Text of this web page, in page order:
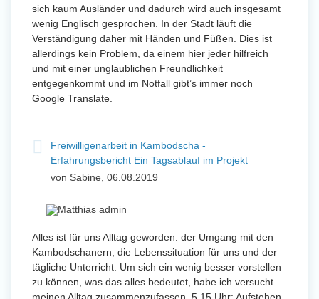
sich kaum Ausländer und dadurch wird auch insgesamt
wenig Englisch gesprochen. In der Stadt läuft die
Verständigung daher mit Händen und Füßen. Dies ist
allerdings kein Problem, da einem hier jeder hilfreich
und mit einer unglaublichen Freundlichkeit
entgegenkommt und im Notfall gibt’s immer noch
Google Translate.
Freiwilligenarbeit in Kambodscha -
Erfahrungsbericht Ein Tagsablauf im Projekt
von Sabine, 06.08.2019
Alles ist für uns Alltag geworden: der Umgang mit den
Kambodschanern, die Lebenssituation für uns und der
tägliche Unterricht. Um sich ein wenig besser vorstellen
zu können, was das alles bedeutet, habe ich versucht